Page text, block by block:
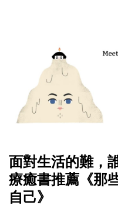
面對生活的難，
療癒書推薦《那
自己》